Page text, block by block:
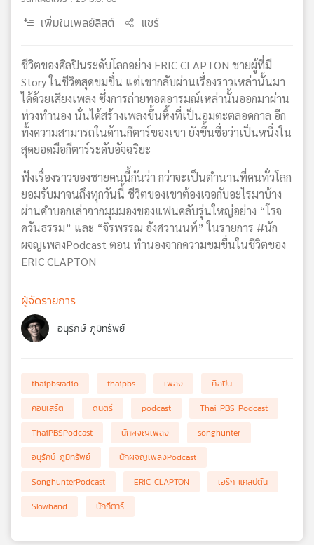
ข่าย
เพิ่มในเพลย์ลิสต์ แชร์
ชีวิตของศิลปินระดับโลกอย่าง ERIC CLAPTON ชายผู้ที่มี
Story ในชีวิตสุดขมขื่น แต่เขากลับผ่านเรื่องราวเหล่านั้นมา
ได้ด้วยเสียงเพลง ซึ่งการถ่ายทอดอารมณ์เหล่านั้นออกมาผ่าน
ท่วงทำนอง นั่นได้สร้างเพลงขึ้นหิ้งที่เป็นอมตะตลอดกาล อีก
ทั้งความสามารถในด้านกีตาร์ของเขา ยังขึ้นชื่อว่าเป็นหนึ่งใน
สุดยอดมือกีตาร์ระดับอัจฉริยะ
ฟังเรื่องราวของชายคนนี้กันว่า กว่าจะเป็นตำนานที่คนทั่วโลก
ยอมรับมาจนถึงทุกวันนี้ ชีวิตของเขาต้องเจอกับอะไรมาบ้าง
ผ่านคำบอกเล่าจากมุมมองของแฟนคลับรุ่นใหญ่อย่าง “โรจ
ควันธรรม” และ “จิรพรรณ อังศวานนท์” ในรายการ #นัก
ผจญเพลงPodcast ตอน ทำนองจากความขมขื่นในชีวิตของ
ERIC CLAPTON
ผู้จัดรายการ
อนุรักษ์ ภูมิทรัพย์
thaipbsradio thaipbs เพลง
ศิลปิน
คอนเสิร์ต
ดนตรี podcast
Thai PBS Podcast
ThaiPBSPodcast
นักผจญเพลง
songhunter
อนุรักษ์ ภูมิทรัพย์
นักผจญเพลงPodcast
SonghunterPodcast
ERIC CLAPTON
เอริก แคลปตัน
Slowhand
นักกีตาร์